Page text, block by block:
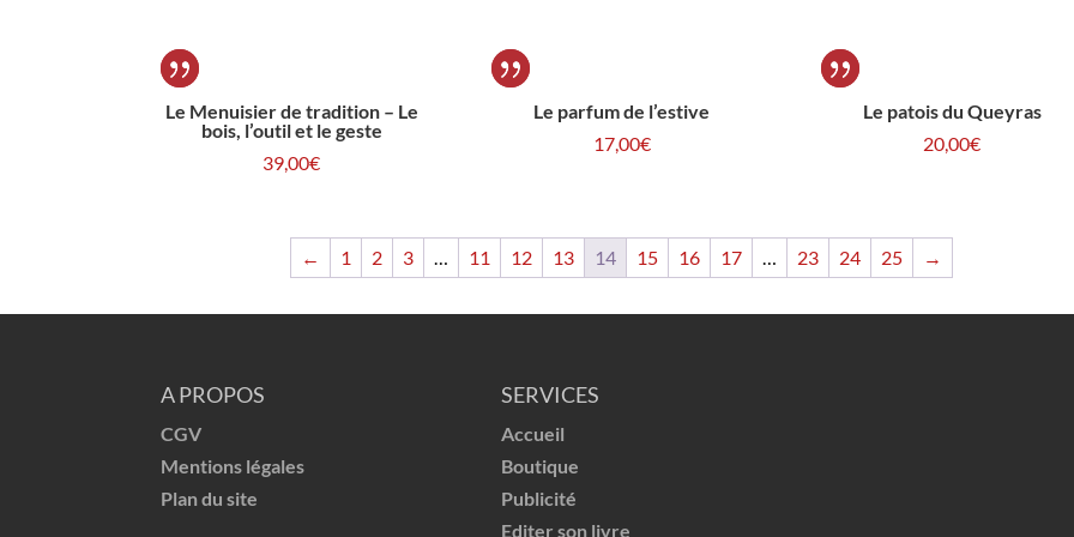
Le Menuisier de tradition – Le
bois, l’outil et le geste
39,00€
Le parfum de l’estive
17,00€
Le patois du Queyras
20,00€
← 1 2 3 11 12 13 14 15 16 17 23 24 25 →
A PROPOS
CGV
Mentions légales
Plan du site
SERVICES
Accueil
Boutique
Publicité
Editer son livre